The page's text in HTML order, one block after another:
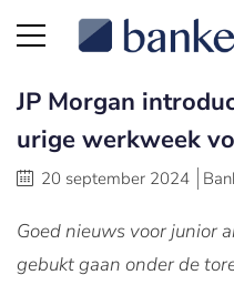
JP Morgan
urige werkweek
20 september 2024
Goed nieuws voor junior
gebukt gaan onder de